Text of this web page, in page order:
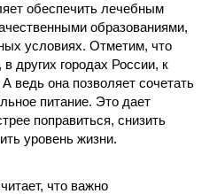
обеспечить лечебным
образованиями,
условиях. Отметим, что
других городах России, к
ведь она позволяет сочетать
питание. Это дает
поправиться, снизить
уровень жизни.
что важно